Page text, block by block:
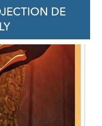
DE